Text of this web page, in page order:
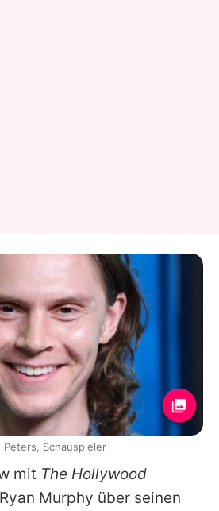
mit The Hollywood
Murphy über seinen
Peters, Schauspieler